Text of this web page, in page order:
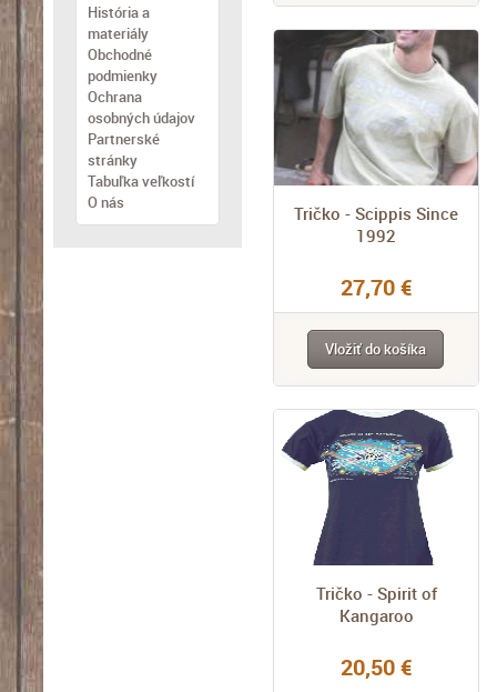
Tričko - Scippis Since
1992
27,70 €
Vložiť do košíka
Tričko - Spirit of
Kangaroo
20,50 €
História a
materiály
Obchodné
podmienky
Ochrana
osobných údajov
Partnerské
stránky
Tabuľka veľkostí
O nás